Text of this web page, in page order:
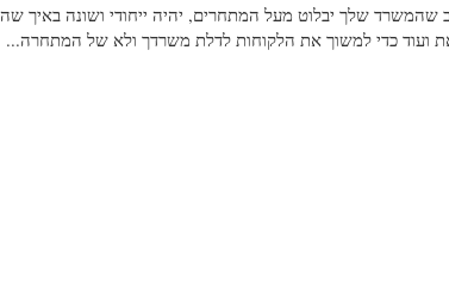
שהמשרד שלך יבלוט מעל המתחרים, יהיה ייחודי ושונה באיך
ועוד כדי למשוך את הלקוחות לדלת משרדך ולא של המתחרה...